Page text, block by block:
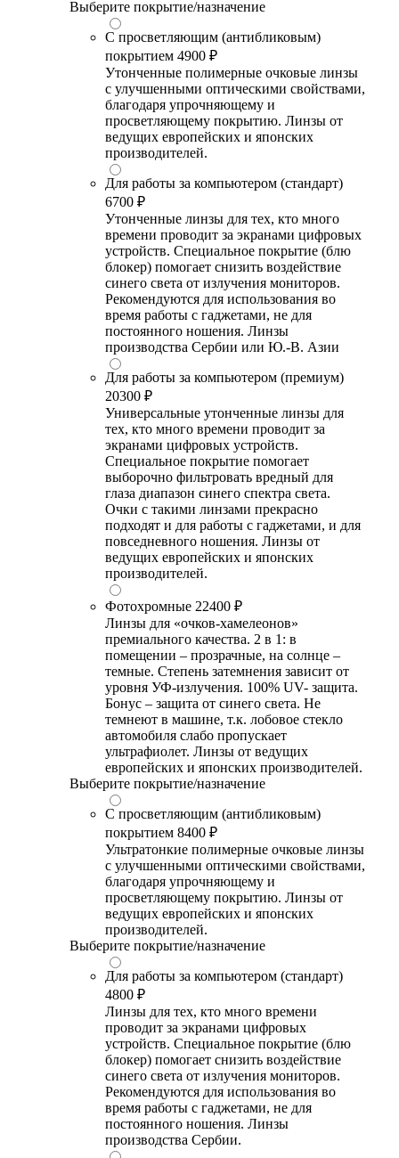
Выберите покрытие/назначение
С просветляющим (антибликовым)
покрытием 4900 ₽
Утонченные полимерные очковые линзы
с улучшенными оптическими свойствами,
благодаря упрочняющему и
просветляющему покрытию. Линзы от
ведущих европейских и японских
производителей.
Для работы за компьютером (стандарт)
6700 ₽
Утонченные линзы для тех, кто много
времени проводит за экранами цифровых
устройств. Специальное покрытие (блю
блокер) помогает снизить воздействие
синего света от излучения мониторов.
Рекомендуются для использования во
время работы с гаджетами, не для
постоянного ношения. Линзы
производства Сербии или Ю.-В. Азии
Для работы за компьютером (премиум)
20300 ₽
Универсальные утонченные линзы для
тех, кто много времени проводит за
экранами цифровых устройств.
Специальное покрытие помогает
выборочно фильтровать вредный для
глаза диапазон синего спектра света.
Очки с такими линзами прекрасно
подходят и для работы с гаджетами, и для
повседневного ношения. Линзы от
ведущих европейских и японских
производителей.
Фотохромные 22400 ₽
Линзы для «очков-хамелеонов»
премиального качества. 2 в 1: в
помещении – прозрачные, на солнце –
темные. Степень затемнения зависит от
уровня УФ-излучения. 100% UV- защита.
Бонус – защита от синего света. Не
темнеют в машине, т.к. лобовое стекло
автомобиля слабо пропускает
ультрафиолет. Линзы от ведущих
европейских и японских производителей.
Выберите покрытие/назначение
С просветляющим (антибликовым)
покрытием 8400 ₽
Ультратонкие полимерные очковые линзы
с улучшенными оптическими свойствами,
благодаря упрочняющему и
просветляющему покрытию. Линзы от
ведущих европейских и японских
производителей.
Выберите покрытие/назначение
Для работы за компьютером (стандарт)
4800 ₽
Линзы для тех, кто много времени
проводит за экранами цифровых
устройств. Специальное покрытие (блю
блокер) помогает снизить воздействие
синего света от излучения мониторов.
Рекомендуются для использования во
время работы с гаджетами, не для
постоянного ношения. Линзы
производства Сербии.